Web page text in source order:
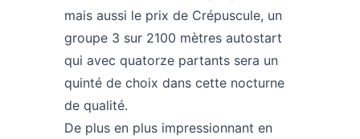
mais aussi le prix de Crépuscule, un
groupe 3 sur 2100 mètres autostart
qui avec quatorze partants sera un
quinté de choix dans cette nocturne
de qualité.
De plus en plus impressionnant en